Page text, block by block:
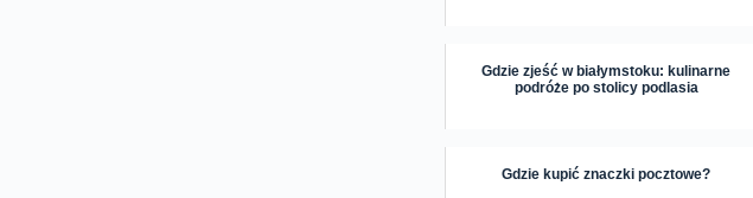
Gdzie zjeść w białymstoku: kulinarne
podróże po stolicy podlasia
Gdzie kupić znaczki pocztowe?